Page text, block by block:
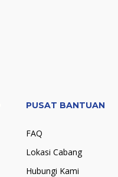
PUSAT BANTUAN
FAQ
Lokasi Cabang
Hubungi Kami